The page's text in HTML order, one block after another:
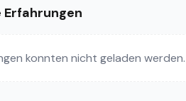
konnten nicht geladen